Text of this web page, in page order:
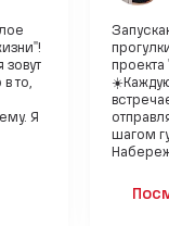
то,
Я
проекта
шагом